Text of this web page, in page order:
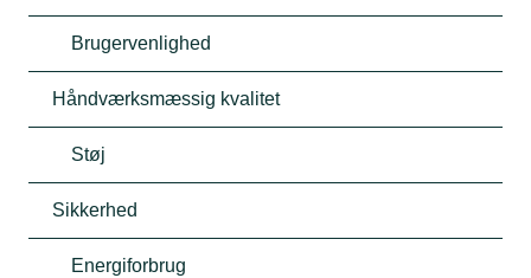
Brugervenlighed
Håndværksmæssig kvalitet
Støj
Sikkerhed
Energiforbrug